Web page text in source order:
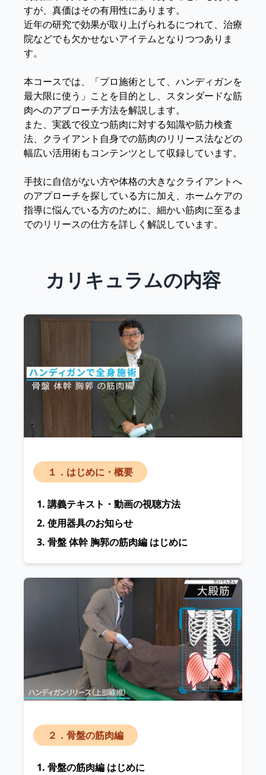
すが、真価はその有用性にあります。
近年の研究で効果が取り上げられるにつれて、治療
院などでも欠かせないアイテムとなりつつありま
す。
本コースでは、「プロ施術として、ハンディガンを
最大限に使う」ことを目的とし、スタンダードな筋
肉へのアプローチ方法を解説します。
また、実践で役立つ筋肉に対する知識や筋力検査
法、クライアント自身での筋肉のリリース法などの
幅広い活用術もコンテンツとして収録しています。
手技に自信がない方や体格の大きなクライアントへ
のアプローチを探している方に加え、ホームケアの
指導に悩んでいる方のために、細かい筋肉に至るま
でのリリースの仕方を詳しく解説しています。
カリキュラムの内容
１．はじめに・概要
講義テキスト・動画の視聴方法
使用器具のお知らせ
骨盤 体幹 胸郭の筋肉編 はじめに
２．骨盤の筋肉編
骨盤の筋肉編 はじめに